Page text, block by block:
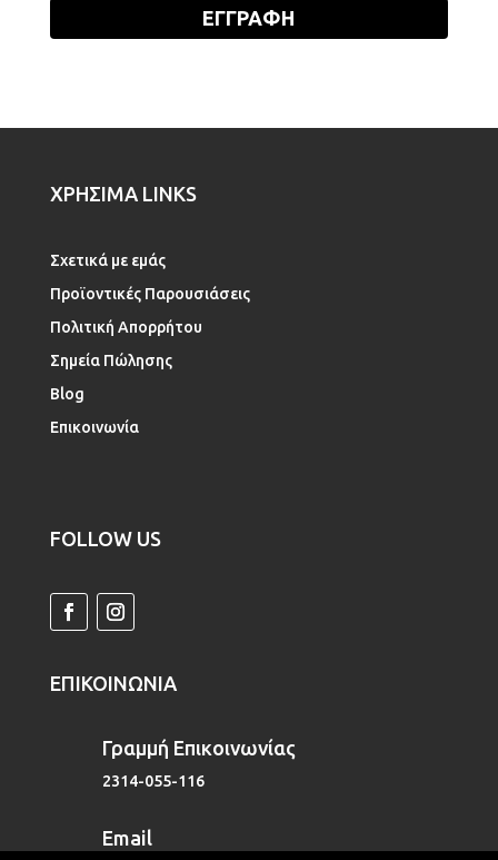
ΧΡΗΣΙΜΑ LINKS
Σχετικά με εμάς
Προϊοντικές Παρουσιάσεις
Πολιτική Απορρήτου
Σημεία Πώλησης
Blog
Επικοινωνία
FOLLOW US
ΕΠΙΚΟΙΝΩΝΙΑ
Γραμμή Επικοινωνίας
2314-055-116
Email